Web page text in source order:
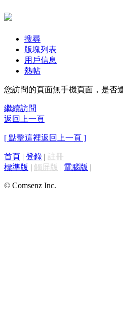
搜尋
版塊列表
用戶信息
熱帖
您訪問的頁面無手機頁面，是否
繼續訪問
返回上一頁
[ 點擊這裡返回上一頁 ]
首頁 | 登錄 | 註冊
標準版 | 觸屏版 | 電腦版 |
© Comsenz Inc.